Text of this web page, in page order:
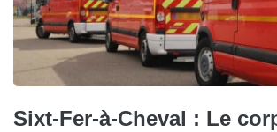
Sixt-Fer-à-Cheval : Le